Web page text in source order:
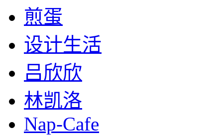
煎蛋
设计生活
吕欣欣
林凯洛
Nap-Cafe